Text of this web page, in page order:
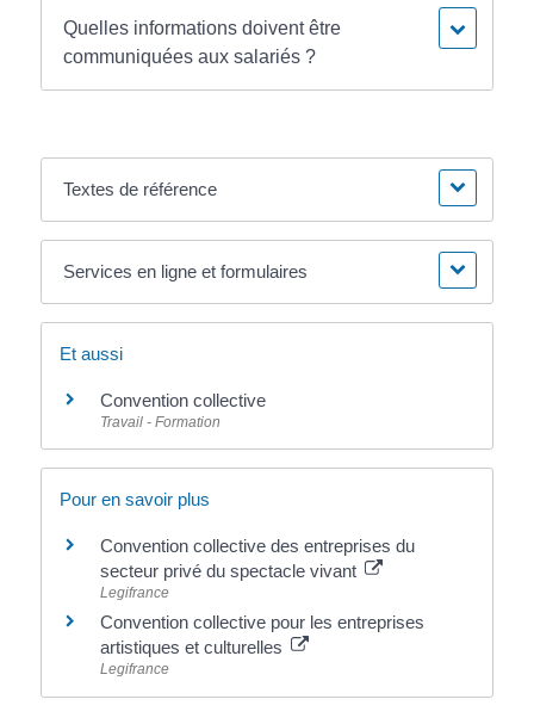
Quelles informations doivent être
communiquées aux salariés ?
Textes de référence
Services en ligne et formulaires
Et aussi
Convention collective
Travail - Formation
Pour en savoir plus
Convention collective des entreprises du
secteur privé du spectacle vivant
Legifrance
Convention collective pour les entreprises
artistiques et culturelles
Legifrance